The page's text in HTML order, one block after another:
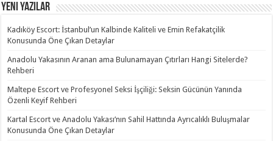
Yeni Yazılar
Kadıköy Escort: İstanbul’un Kalbinde Kaliteli ve Emin Refakatçilik
Konusunda Öne Çıkan Detaylar
Anadolu Yakasının Aranan ama Bulunamayan Çıtırları Hangi Sitelerde?
Rehberi
Maltepe Escort ve Profesyonel Seksi İşçiliği: Seksin Gücünün Yanında
Özenli Keyif Rehberi
Kartal Escort ve Anadolu Yakası’nın Sahil Hattında Ayrıcalıklı Buluşmalar
Konusunda Öne Çıkan Detaylar